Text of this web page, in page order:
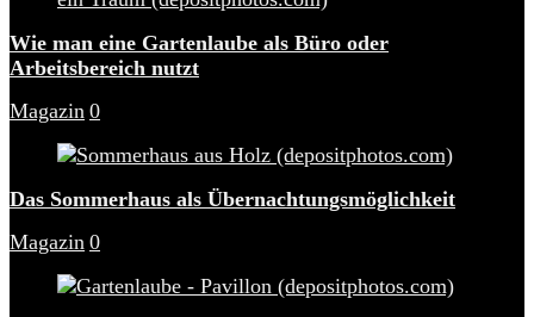
Wie man eine Gartenlaube als Büro oder
Arbeitsbereich nutzt
Magazin 0
Das Sommerhaus als Übernachtungsmöglichkeit
Magazin 0